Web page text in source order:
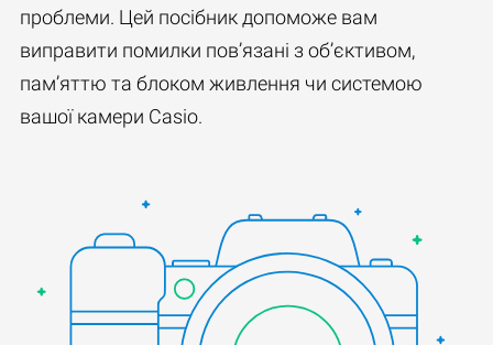
проблеми. Цей посібник допоможе вам
виправити помилки пов’язані з об’єктивом,
пам’яттю та блоком живлення чи системою
вашої камери Casio.